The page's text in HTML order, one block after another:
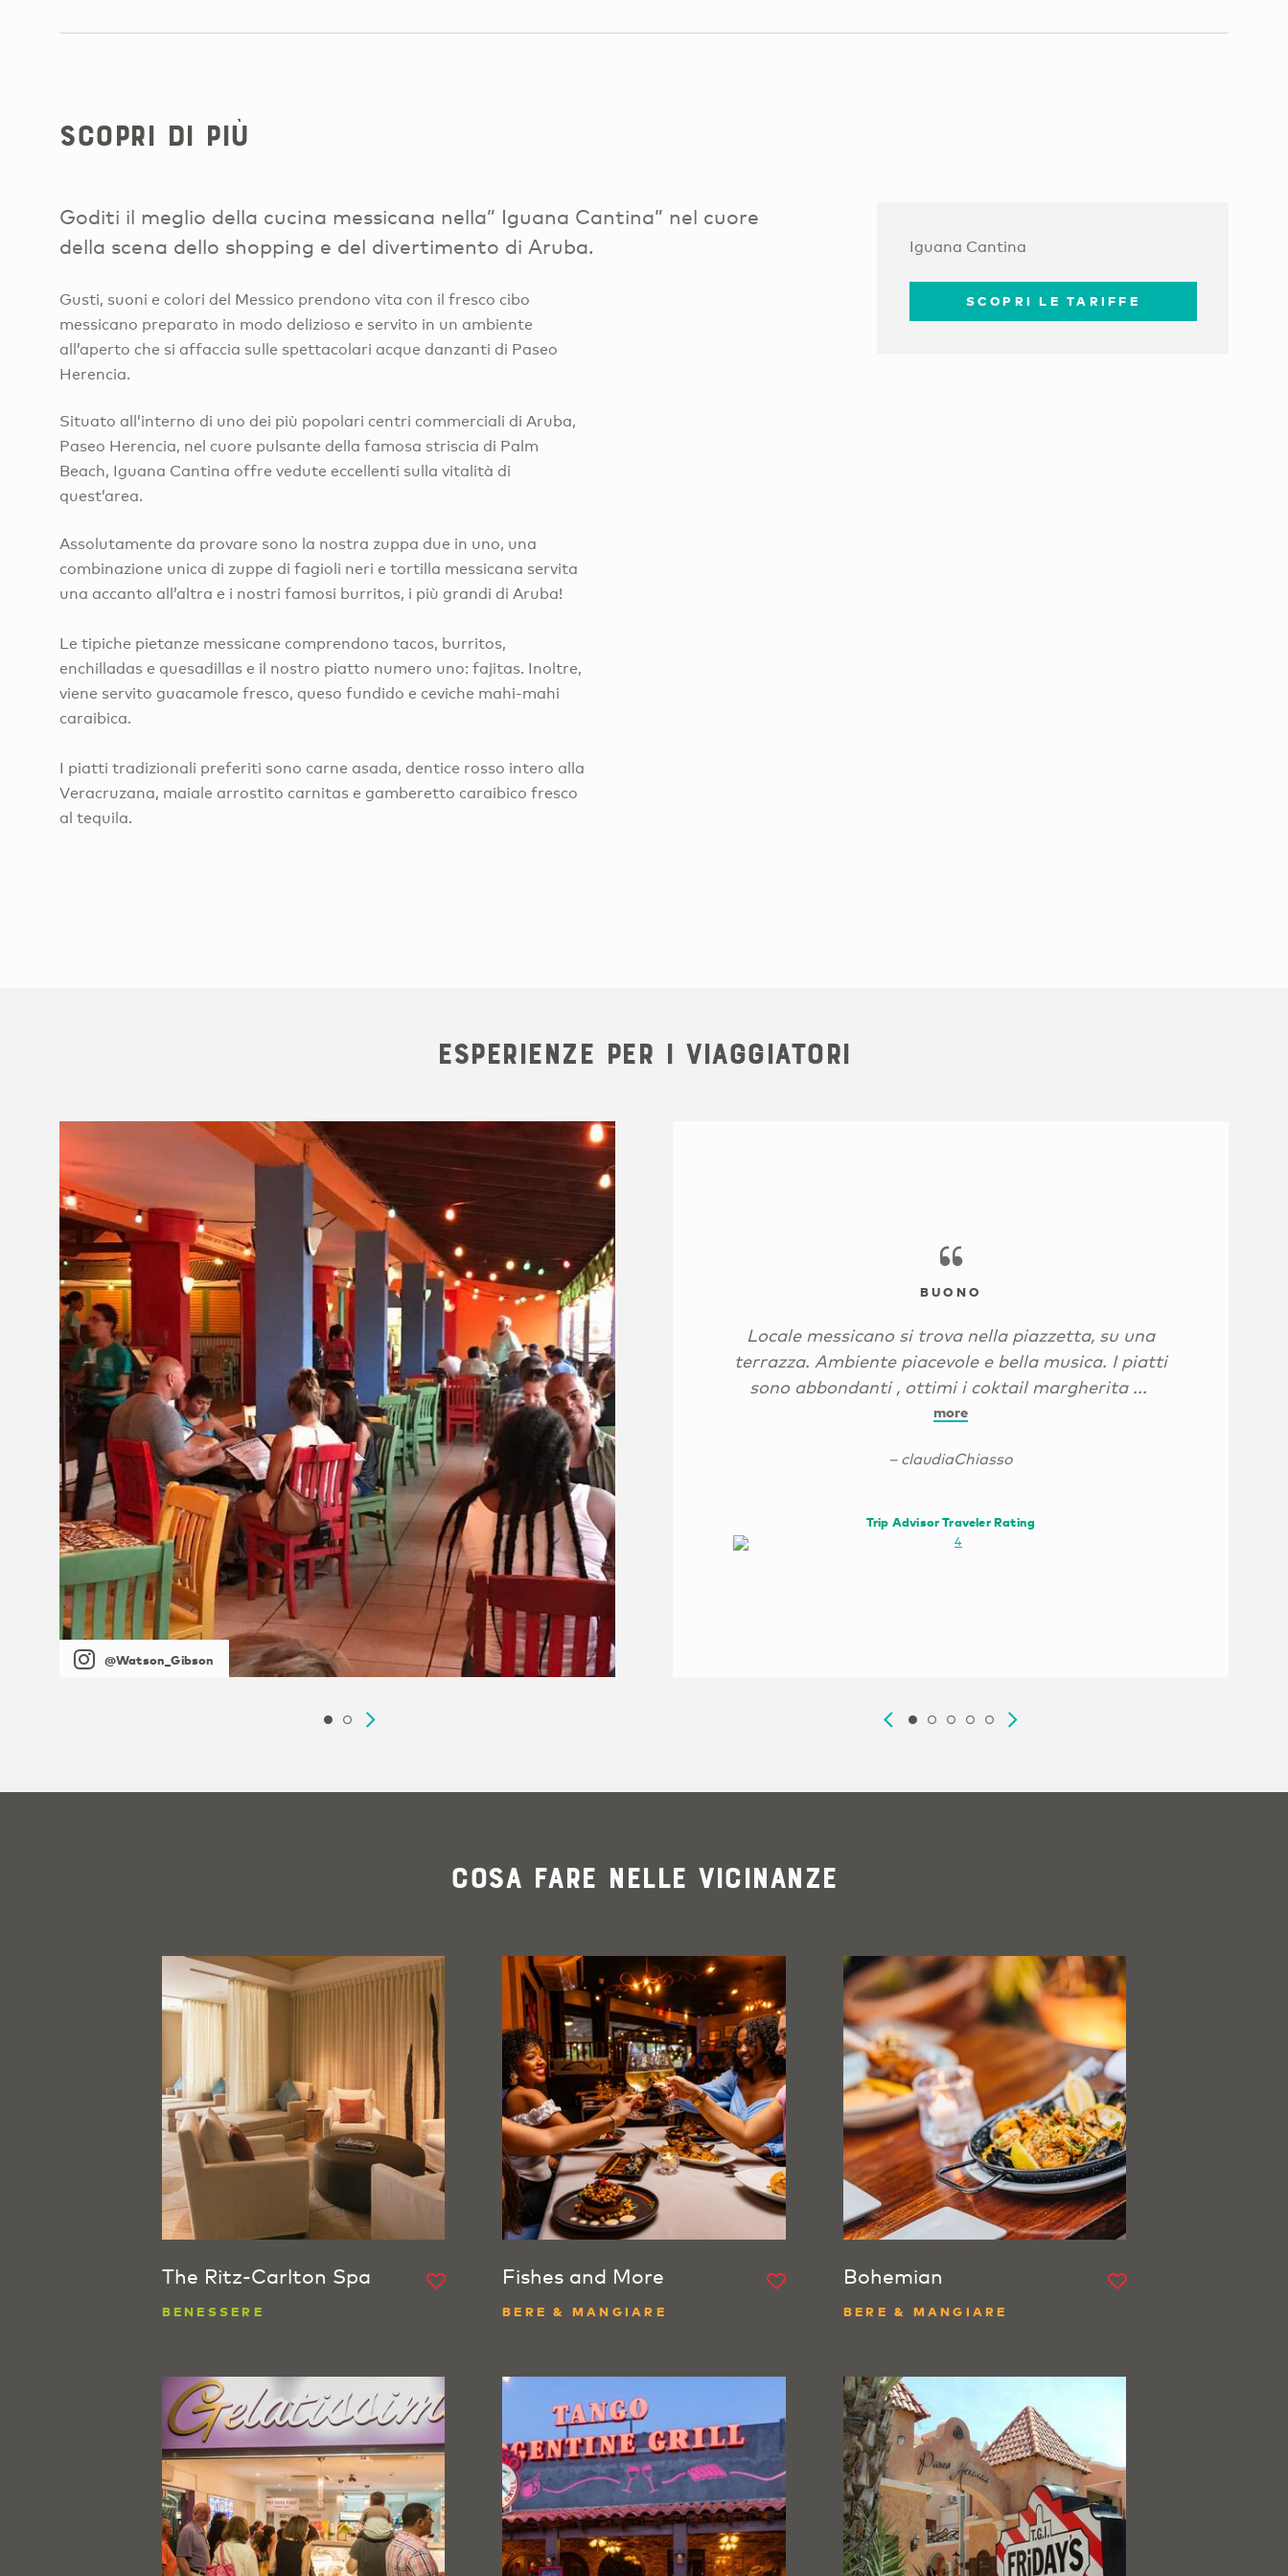
Scopri di più
Goditi il meglio della cucina messicana nella” Iguana Cantina” nel cuore
della scena dello shopping e del divertimento di Aruba.
Gusti, suoni e colori del Messico prendono vita con il fresco cibo
messicano preparato in modo delizioso e servito in un ambiente
all’aperto che si affaccia sulle spettacolari acque danzanti di Paseo
Herencia.
Situato all’interno di uno dei più popolari centri commerciali di Aruba,
Paseo Herencia, nel cuore pulsante della famosa striscia di Palm
Beach, Iguana Cantina offre vedute eccellenti sulla vitalità di
quest’area.
Assolutamente da provare sono la nostra zuppa due in uno, una
combinazione unica di zuppe di fagioli neri e tortilla messicana servita
una accanto all’altra e i nostri famosi burritos, i più grandi di Aruba!
Le tipiche pietanze messicane comprendono tacos, burritos,
enchilladas e quesadillas e il nostro piatto numero uno: fajitas. Inoltre,
viene servito guacamole fresco, queso fundido e ceviche mahi-mahi
caraibica.
I piatti tradizionali preferiti sono carne asada, dentice rosso intero alla
Veracruzana, maiale arrostito carnitas e gamberetto caraibico fresco
al tequila.
Iguana Cantina
SCOPRI LE TARIFFE
Esperienze per i viaggiatori
@Watson_Gibson
BUONO
Locale messicano si trova nella piazzetta, su una
terrazza. Ambiente piacevole e bella musica. I piatti
sono abbondanti , ottimi i coktail margherita ...
more
– claudiaChiasso
Trip Advisor Traveler Rating
Cosa fare nelle vicinanze
The Ritz-Carlton Spa
BENESSERE
Fishes and More
BERE & MANGIARE
Bohemian
BERE & MANGIARE